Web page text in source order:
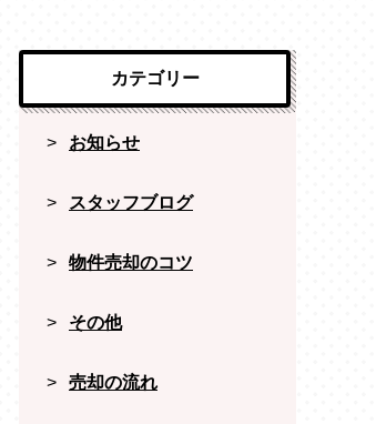
カテゴリー
お知らせ
スタッフブログ
物件売却のコツ
その他
売却の流れ